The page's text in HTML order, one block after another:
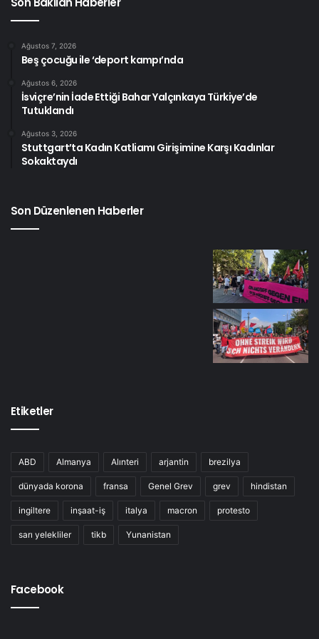
Ağustos 7, 2026
Beş çocuğu ile ‘deport kampı’nda
Ağustos 6, 2026
İsviçre’nin İade Ettiği Bahar Yalçınkaya Türkiye’de
Tutuklandı
Ağustos 3, 2026
Stuttgart’ta Kadın Katliamı Girişimine Karşı Kadınlar
Sokaktaydı
Son Düzenlenen Haberler
Etiketler
ABD Almanya Alınteri arjantin brezilya
dünyada korona fransa Genel Grev grev hindistan
ingiltere inşaat-iş italya macron protesto
sarı yelekliler tikb Yunanistan
Facebook